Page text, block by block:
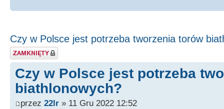
Czy w Polsce jest potrzeba tworzenia torów
Zablokowany temat
Czy w Polsce jest potrzeba
biathlonowych?
przez 22lr » 11 Gru 2022 12:52